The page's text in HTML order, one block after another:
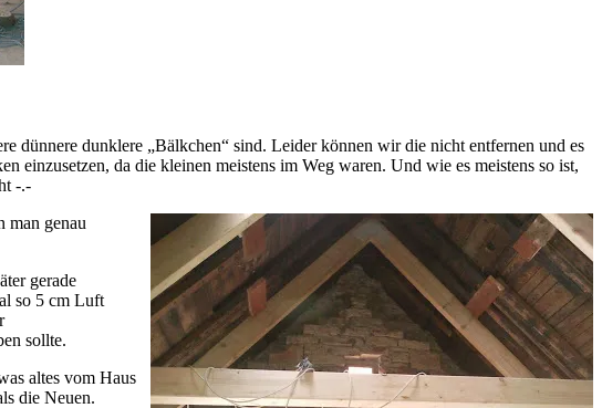
dünnere dunklere „Bälkchen“ sind. Leider können wir die nicht entfernen und es
einzusetzen, da die kleinen meistens im Weg waren. Und wie es meistens so ist,
-.-
man genau
gerade
so 5 cm Luft
sollte.
altes vom Haus
die Neuen.